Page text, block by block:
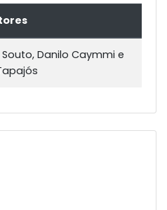
Danilo Caymmi e